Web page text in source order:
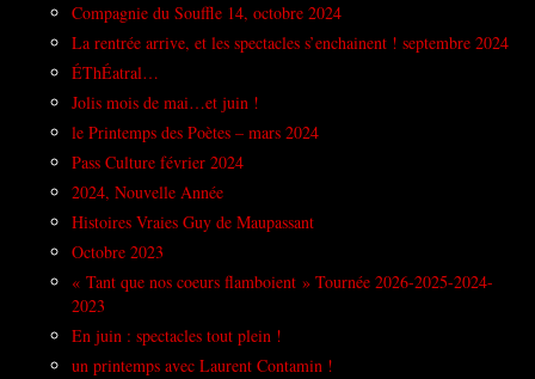
Compagnie du Souffle 14, octobre 2024
La rentrée arrive, et les spectacles s’enchainent ! septembre 2024
ÉThÉatral…
Jolis mois de mai…et juin !
le Printemps des Poètes – mars 2024
Pass Culture février 2024
2024, Nouvelle Année
Histoires Vraies Guy de Maupassant
Octobre 2023
« Tant que nos coeurs flamboient » Tournée 2026-2025-2024-
2023
En juin : spectacles tout plein !
un printemps avec Laurent Contamin !